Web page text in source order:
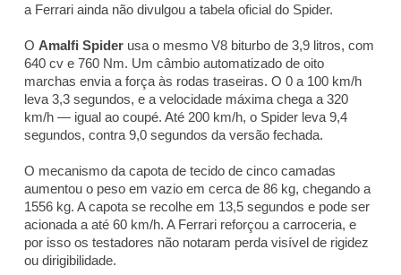
a Ferrari ainda não divulgou a tabela oficial do Spider.
O Amalfi Spider usa o mesmo V8 biturbo de 3,9 litros, com
640 cv e 760 Nm. Um câmbio automatizado de oito
marchas envia a força às rodas traseiras. O 0 a 100 km/h
leva 3,3 segundos, e a velocidade máxima chega a 320
km/h — igual ao coupé. Até 200 km/h, o Spider leva 9,4
segundos, contra 9,0 segundos da versão fechada.
O mecanismo da capota de tecido de cinco camadas
aumentou o peso em vazio em cerca de 86 kg, chegando a
1556 kg. A capota se recolhe em 13,5 segundos e pode ser
acionada a até 60 km/h. A Ferrari reforçou a carroceria, e
por isso os testadores não notaram perda visível de rigidez
ou dirigibilidade.